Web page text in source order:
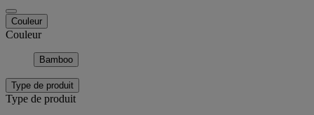
Couleur
Couleur
Bamboo
Type de produit
Type de produit